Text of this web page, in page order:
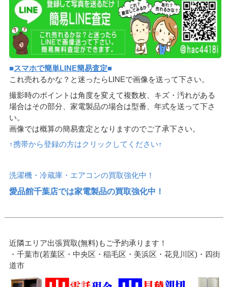
■スマホで簡単LINE簡易査定■
これ売れるかな？と迷ったらLINEで画像を送って下さい。
撮影時のポイントは角度を変えて複数枚、キズ・汚れがある
場合はその部分、家電製品の場合は型番、年式を送って下さ
い。
画像では概算の簡易査定となりますのでご了承下さい。
↑携帯から登録の方はクリックしてください↑
洗濯機・冷蔵庫・エアコンの買取強化中！
愛品館千葉店では家電製品の買取強化中！
近隣エリア出張買取(無料)もご予約承ります！
・千葉市(若葉区・中央区・稲毛区・美浜区・花見川区)・四街
道市